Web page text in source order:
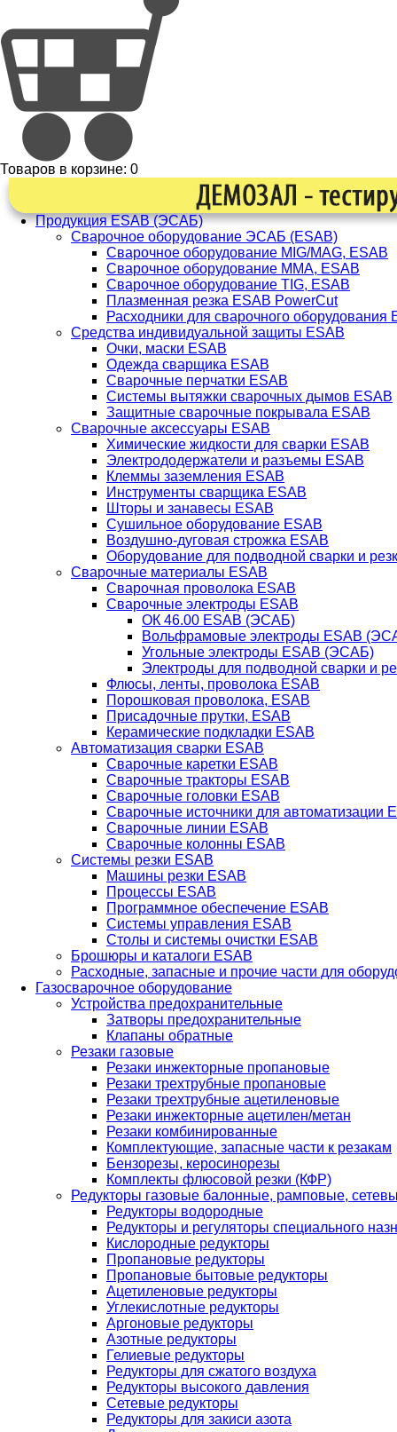
Товаров в корзине: 0
Продукция ESAB (ЭСАБ)
Сварочное оборудование ЭСАБ (ESAB)
Сварочное оборудование MIG/MAG, ESAB
Сварочное оборудование ММА, ESAB
Сварочное оборудование TIG, ESAB
Плазменная резка ESAB PowerCut
Расходники для сварочного оборудования
Средства индивидуальной защиты ESAB
Очки, маски ESAB
Одежда сварщика ESAB
Сварочные перчатки ESAB
Системы вытяжки сварочных дымов ESAB
Защитные сварочные покрывала ESAB
Сварочные аксессуары ESAB
Химические жидкости для сварки ESAB
Электрододержатели и разъемы ESAB
Клеммы заземления ESAB
Инструменты сварщика ESAB
Шторы и занавесы ESAB
Сушильное оборудование ESAB
Воздушно-дуговая строжка ESAB
Оборудование для подводной сварки и
Сварочные материалы ESAB
Сварочная проволока ESAB
Сварочные электроды ESAB
ОК 46.00 ESAB (ЭСАБ)
Вольфрамовые электроды ESAB
Угольные электроды ESAB (ЭСАБ)
Электроды для подводной сварки и
Флюсы, ленты, проволока ESAB
Порошковая проволока, ESAB
Присадочные прутки, ESAB
Керамические подкладки ESAB
Автоматизация сварки ESAB
Сварочные каретки ESAB
Сварочные тракторы ESAB
Сварочные головки ESAB
Сварочные источники для автоматизации
Сварочные линии ESAB
Сварочные колонны ESAB
Системы резки ESAB
Машины резки ESAB
Процессы ESAB
Программное обеспечение ESAB
Системы управления ESAB
Столы и системы очистки ESAB
Брошюры и каталоги ESAB
Расходные, запасные и прочие части для
Газосварочное оборудование
Устройства предохранительные
Затворы предохранительные
Клапаны обратные
Резаки газовые
Резаки инжекторные пропановые
Резаки трехтрубные пропановые
Резаки трехтрубные ацетиленовые
Резаки инжекторные ацетилен/метан
Резаки комбинированные
Комплектующие, запасные части к резакам
Бензорезы, керосинорезы
Комплекты флюсовой резки (КФР)
Редукторы газовые балонные, рамповые,
Редукторы водородные
Редукторы и регуляторы специального
Кислородные редукторы
Пропановые редукторы
Пропановые бытовые редукторы
Ацетиленовые редукторы
Углекислотные редукторы
Аргоновые редукторы
Азотные редукторы
Гелиевые редукторы
Редукторы для сжатого воздуха
Редукторы высокого давления
Сетевые редукторы
Редукторы для закиси азота